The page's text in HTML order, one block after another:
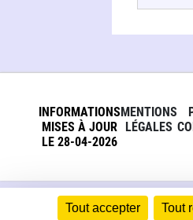
Tout accepter Tout
INFORMATIONS
MISES À JOUR
LE 28-04-2026
MENTIONS
LÉGALES